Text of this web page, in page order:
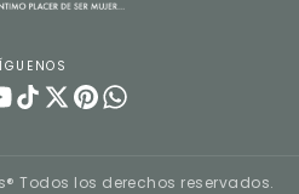
Todos los derechos reservados.